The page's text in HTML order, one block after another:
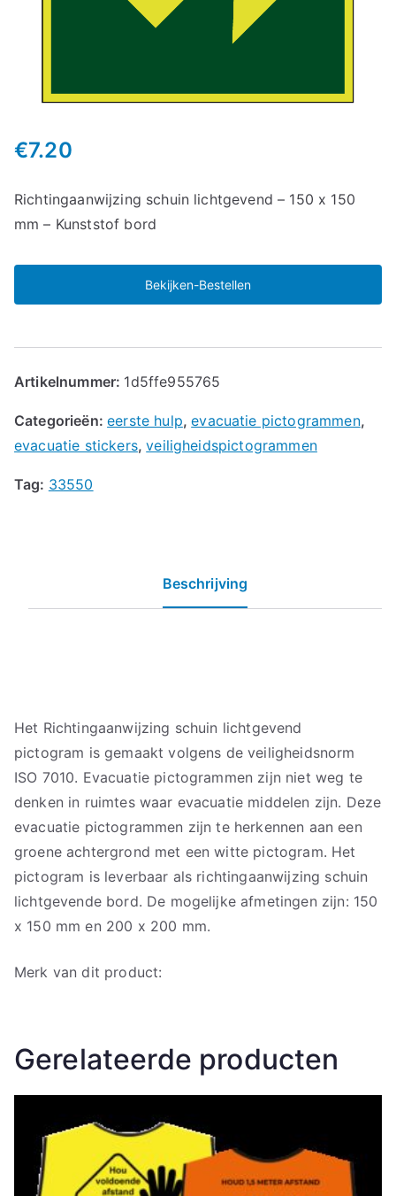
€7.20
Richtingaanwijzing schuin lichtgevend – 150 x 150
mm – Kunststof bord
Bekijken-Bestellen
Artikelnummer: 1d5ffe955765
Categorieën:eerste hulp,evacuatie pictogrammen,
evacuatie stickers,veiligheidspictogrammen
Tag: 33550
Beschrijving
Het Richtingaanwijzing schuin lichtgevend
pictogram is gemaakt volgens de veiligheidsnorm
ISO 7010. Evacuatie pictogrammen zijn niet weg te
denken in ruimtes waar evacuatie middelen zijn. Deze
evacuatie pictogrammen zijn te herkennen aan een
groene achtergrond met een witte pictogram. Het
pictogram is leverbaar als richtingaanwijzing schuin
lichtgevende bord. De mogelijke afmetingen zijn: 150
x 150 mm en 200 x 200 mm.
Merk van dit product:
Gerelateerde producten